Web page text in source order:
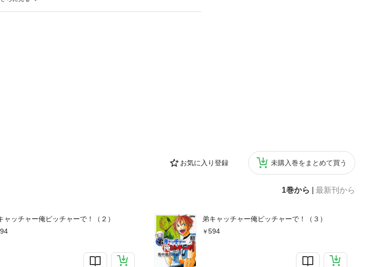
お気に入り登録 未購入巻をまとめて買う
1巻から 最新刊から
ャッチャー俺ピッチャーで！（２）
弟キャッチャー俺ピッチャーで！（３）
594